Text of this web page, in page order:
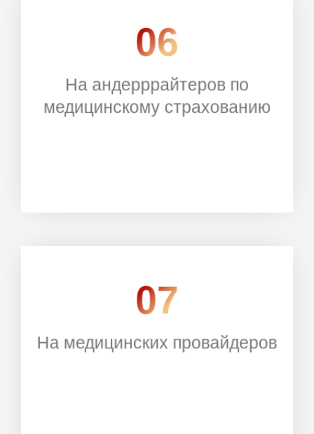
06
На андерррайтеров по
медицинскому страхованию
07
На медицинских провайдеров